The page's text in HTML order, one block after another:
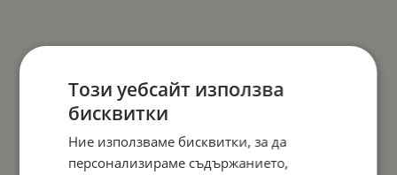
Този уебсайт използва
бисквитки
Ние използваме бисквитки, за да
персонализираме съдържанието,